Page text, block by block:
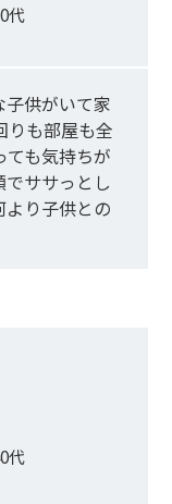
代
供がいて家
りも部屋も全
も気持ちが
ササっとし
り子供との
代